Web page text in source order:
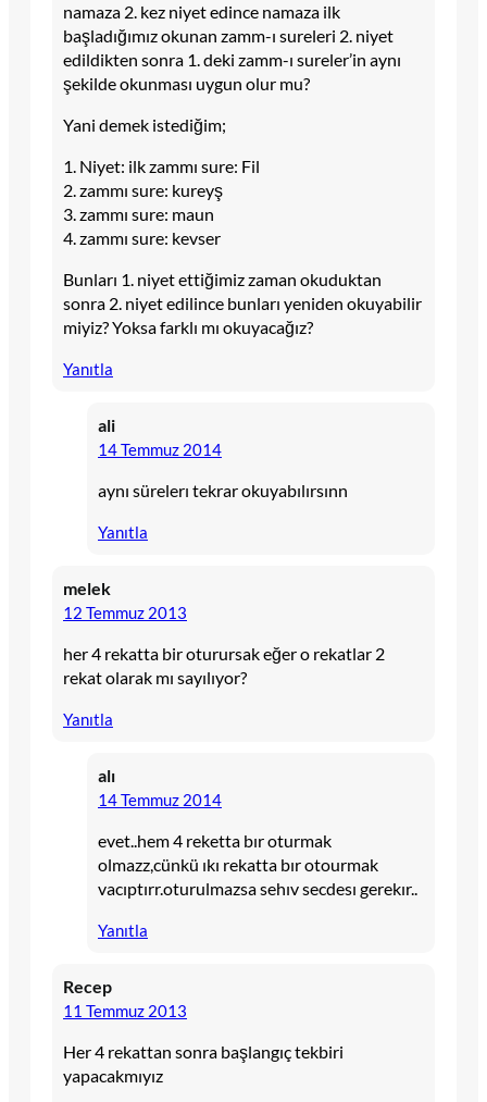
namaza 2. kez niyet edince namaza ilk
başladığımız okunan zamm-ı sureleri 2. niyet
edildikten sonra 1. deki zamm-ı sureler’in aynı
şekilde okunması uygun olur mu?
Yani demek istediğim;
1. Niyet: ilk zammı sure: Fil
2. zammı sure: kureyş
3. zammı sure: maun
4. zammı sure: kevser
Bunları 1. niyet ettiğimiz zaman okuduktan
sonra 2. niyet edilince bunları yeniden okuyabilir
miyiz? Yoksa farklı mı okuyacağız?
Yanıtla
ali
14 Temmuz 2014
aynı sürelerı tekrar okuyabılırsınn
Yanıtla
melek
12 Temmuz 2013
her 4 rekatta bir oturursak eğer o rekatlar 2
rekat olarak mı sayılıyor?
Yanıtla
alı
14 Temmuz 2014
evet..hem 4 reketta bır oturmak
olmazz,cünkü ıkı rekatta bır otourmak
vacıptırr.oturulmazsa sehıv secdesı gerekır..
Yanıtla
Recep
11 Temmuz 2013
Her 4 rekattan sonra başlangıç tekbiri
yapacakmıyız